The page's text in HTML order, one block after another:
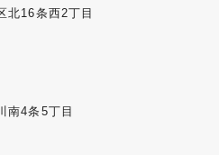
北16条西2丁目
南4条5丁目